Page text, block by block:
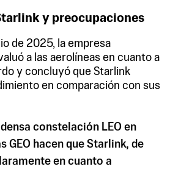
y preocupaciones
de 2025, la empresa
a las aerolíneas en cuanto a
y concluyó que Starlink
en comparación con sus
constelación LEO en
GEO hacen que Starlink, de
en cuanto a